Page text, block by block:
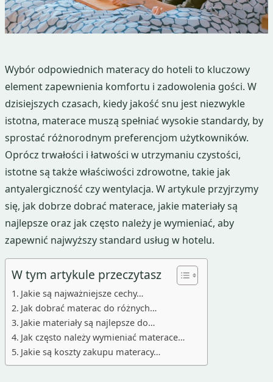
Wybór odpowiednich materacy do hoteli to kluczowy
element zapewnienia komfortu i zadowolenia gości. W
dzisiejszych czasach, kiedy jakość snu jest niezwykle
istotna, materace muszą spełniać wysokie standardy, by
sprostać różnorodnym preferencjom użytkowników.
Oprócz trwałości i łatwości w utrzymaniu czystości,
istotne są także właściwości zdrowotne, takie jak
antyalergiczność czy wentylacja. W artykule przyjrzymy
się, jak dobrze dobrać materace, jakie materiały są
najlepsze oraz jak często należy je wymieniać, aby
zapewnić najwyższy standard usług w hotelu.
W tym artykule przeczytasz
Jakie są najważniejsze cechy…
Jak dobrać materac do różnych…
Jakie materiały są najlepsze do…
Jak często należy wymieniać materace…
Jakie są koszty zakupu materacy…